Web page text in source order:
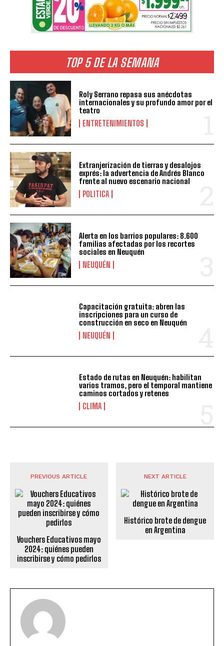
TOP 5 DE LA SEMANA
Roly Serrano repasa sus anécdotas
internacionales y su profundo amor por el
teatro
ENTRETENIMIENTOS
Extranjerización de tierras y desalojos
exprés: la advertencia de Andrés Blanco
frente al nuevo escenario nacional
POLITICA
Alerta en los barrios populares: 8.600
familias afectadas por los recortes
sociales en Neuquén
NEUQUÉN
Capacitación gratuita: abren las
inscripciones para un curso de
construcción en seco en Neuquén
NEUQUÉN
Estado de rutas en Neuquén: habilitan
varios tramos, pero el temporal mantiene
caminos cortados y retenes
CLIMA
PREVIOUS ARTICLE
Vouchers Educativos mayo
2024: quiénes pueden
inscribirse y cómo pedirlos
NEXT ARTICLE
Histórico brote de dengue
en Argentina